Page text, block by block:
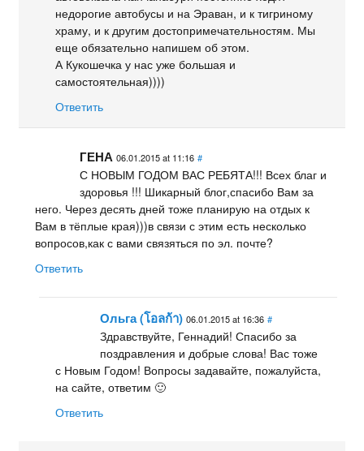
недорогие автобусы и на Эраван, и к тигриному
храму, и к другим достопримечательностям. Мы
еще обязательно напишем об этом.
А Кукошечка у нас уже большая и
самостоятельная))))
Ответить
ГЕНА 06.01.2015 at 11:16 #
С НОВЫМ ГОДОМ ВАС РЕБЯТА!!! Всех благ и
здоровья !!! Шикарный блог,спасибо Вам за
него. Через десять дней тоже планирую на отдых к
Вам в тёплые края)))в связи с этим есть несколько
вопросов,как с вами связяться по эл. почте?
Ответить
Ольга (โอลก้า) 06.01.2015 at 16:36 #
Здравствуйте, Геннадий! Спасибо за
поздравления и добрые слова! Вас тоже
с Новым Годом! Вопросы задавайте, пожалуйста,
на сайте, ответим 🙂
Ответить